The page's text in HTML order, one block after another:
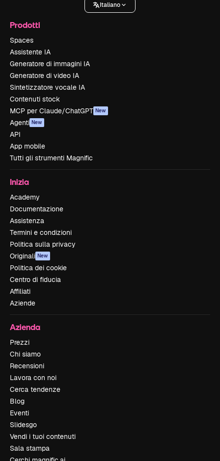
Italiano
Prodotti
Spaces
Assistente IA
Generatore di immagini IA
Generatore di video IA
Sintetizzatore vocale IA
Contenuti stock
MCP per Claude/ChatGPT New
Agenti New
API
App mobile
Tutti gli strumenti Magnific
Inizia
Academy
Documentazione
Assistenza
Termini e condizioni
Politica sulla privacy
Originali New
Politica dei cookie
Centro di fiducia
Affiliati
Aziende
Azienda
Prezzi
Chi siamo
Recensioni
Lavora con noi
Cerca tendenze
Blog
Eventi
Slidesgo
Vendi i tuoi contenuti
Sala stampa